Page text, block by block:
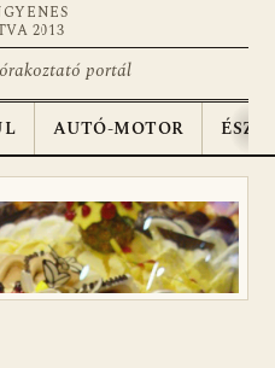
2013
portál
AUTÓ-MOTOR